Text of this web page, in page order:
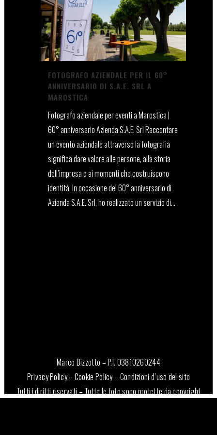
FOTOGRAFO AZIENDALE PER IL 60°
ANNIVERSARIO DI S.A.E. SRL A
MAROSTICA
Fotografo aziendale per eventi a Marostica |
60° anniversario Azienda S.A.E. Srl Raccontare
un evento aziendale attraverso la fotografia
significa dare valore alle persone, alla storia
dell’impresa e ai momenti che costruiscono
identità. In occasione del 60° anniversario di
Azienda S.A.E. Srl, ho realizzato un servizio di...
Marco Bizzotto – P.I. 03810260244
Privacy Policy– Cookie Policy– Condizioni d’uso del sito
Tutti i diritti riservati – Tutte le foto sono protette da copyright